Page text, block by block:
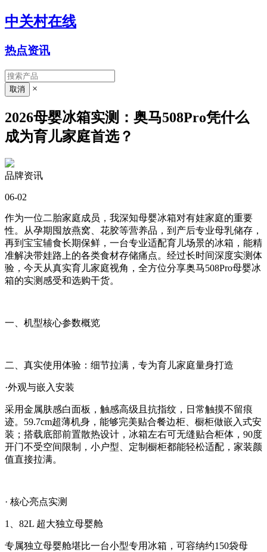
中关村在线
热点资讯
×
2026母婴冰箱实测：奥马508Pro凭什么
成为育儿家庭首选？
品牌资讯
06-02
作为一位二胎家庭成员，我深知母婴冰箱对有娃家庭的重要
性。从孕期囤放燕窝、花胶等营养品，到产后专业母乳储存，
再到宝宝辅食长期保鲜，一台专业适配育儿场景的冰箱，能精
准解决带娃路上的各类食材存储痛点。经过长时间深度实测体
验，今天从真实育儿家庭视角，全方位分享奥马508Pro母婴冰
箱的实测感受和选购干货。
一、机型核心参数概览
二、真实使用体验：细节拉满，专为育儿家庭量身打造
·外观与嵌入安装
采用金属肤感白面板，触感高级且抗指纹，日常触摸不留痕
迹。59.7cm超薄机身，能够完美贴合餐边柜、橱柜做嵌入式安
装；搭载底部前置散热设计，冰箱左右可无缝贴合柜体，90度
开门不受空间限制，小户型、定制橱柜都能轻松适配，家装颜
值直接拉满。
· 核心亮点实测
1、82L 超大独立母婴舱
专属独立母婴舱堪比一台小型专用冰箱，可容纳约150袋母